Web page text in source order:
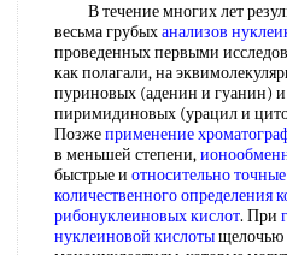
В течение многих лет
весьма грубыханализов
проведенных первыми
как полагали, на
пуриновых (аденин и гуанин) и
пиримидиновых (урацил и
Позжеприменение
в меньшей степени,
быстрые и относительно точные
количественного определения
рибонуклеиновых кислот. При
нуклеиновой кислотыщелочью